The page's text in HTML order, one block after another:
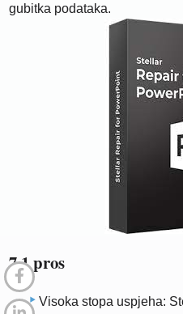
gubitka podataka.
7.1 pros
Visoka stopa uspjeha: